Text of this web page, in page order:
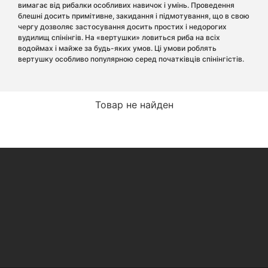
вимагає від рибалки особливих навичок і умінь. Проведення
блешні досить примітивне, закидання і підмотування, що в свою
чергу дозволяє застосування досить простих і недорогих
вудилищ спінінгів. На «вертушки» ловиться риба на всіх
водоймах і майже за будь-яких умов. Ці умови роблять
вертушку особливо популярною серед початківців спінінгістів.
Товар не найден